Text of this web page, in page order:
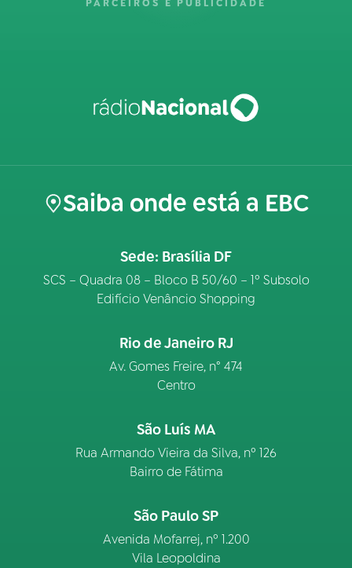
PARCEIROS E PUBLICIDADE
Saiba onde está a EBC
Sede: Brasília DF
SCS – Quadra 08 – Bloco B 50/60 – 1º Subsolo
Edifício Venâncio Shopping
Rio de Janeiro RJ
Av. Gomes Freire, n° 474
Centro
São Luís MA
Rua Armando Vieira da Silva, nº 126
Bairro de Fátima
São Paulo SP
Avenida Mofarrej, nº 1.200
Vila Leopoldina